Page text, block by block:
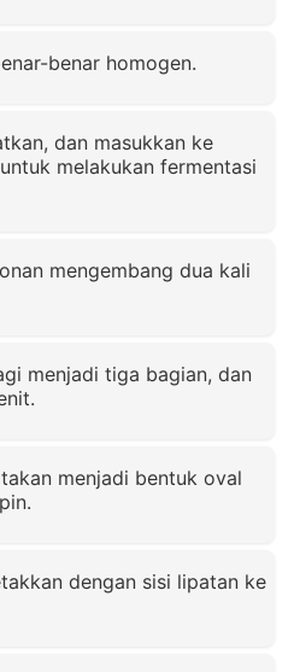
benar homogen.
dan masukkan ke
melakukan fermentasi
mengembang dua kali
menjadi tiga bagian, dan
menjadi bentuk oval
dengan sisi lipatan ke